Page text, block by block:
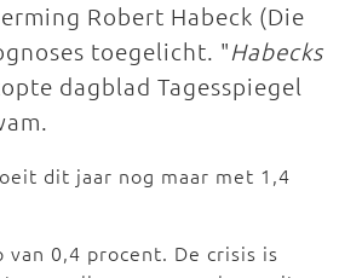
Robert Habeck (Die
toegelicht. "Habecks
dagblad Tagesspiegel
dit jaar nog maar met 1,4
0,4 procent. De crisis is